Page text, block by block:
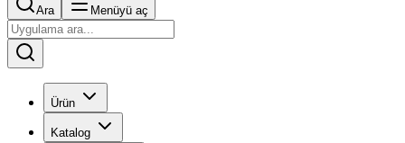
Ara Menüyü aç
Ürün
Katalog